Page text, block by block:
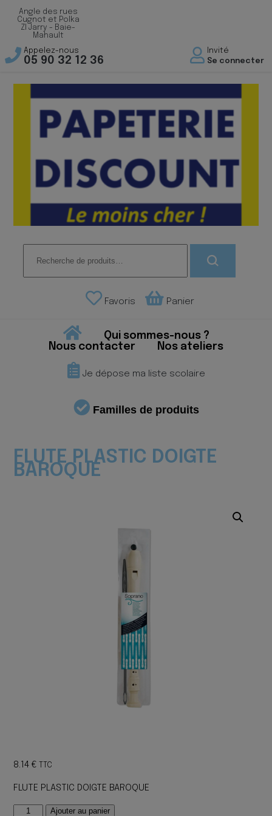
Angle des rues
Cugnot et Polka
ZI Jarry - Baie-
Mahault
Appelez-nous
05 90 32 12 36
Invité
Se connecter
pour :
Favoris Panier
Qui sommes-nous ?
Nous contacter
Nos ateliers
Je dépose ma liste scolaire
Familles de produits
FLUTE PLASTIC DOIGTE
BAROQUE
8.14€ TTC
FLUTE PLASTIC DOIGTE BAROQUE
quantité Ajouter au panier